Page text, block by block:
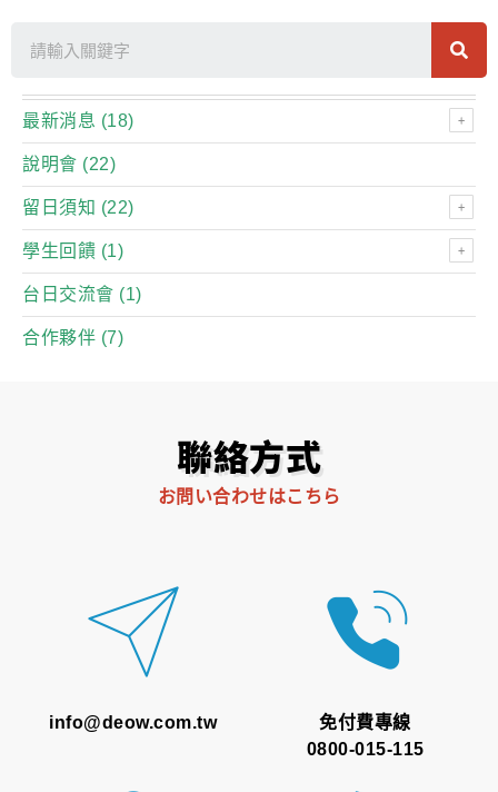
最新消息 (18)
說明會 (22)
留日須知 (22)
學生回饋 (1)
台日交流會 (1)
合作夥伴 (7)
聯絡方式
お問い合わせはこちら
info@deow.com.tw
免付費專線
0800-015-115